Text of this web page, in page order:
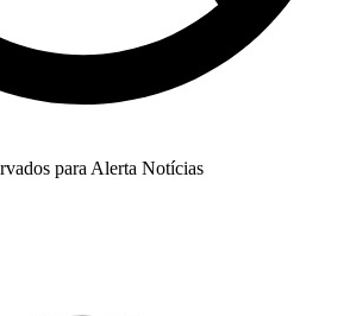
para Alerta Notícias